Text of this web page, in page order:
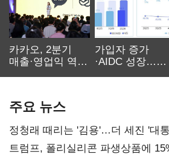
카카오, 2분기
매출·영업익 역대
가입자 증가
·AIDC 성장…
주요 뉴스
정청래 때리는 '김용'…더 세진 '대
트럼프, 폴리실리콘 파생상품에